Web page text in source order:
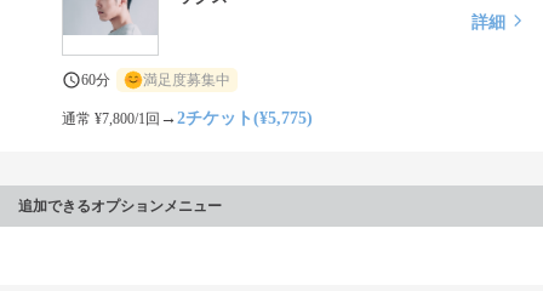
詳細
60分 満足度募集中
通常 ¥7,800/1回 →2チケット(¥5,775)
追加できるオプションメニュー